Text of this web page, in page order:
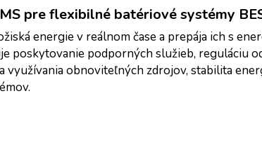
pre flexibilné batériové systémy
energie v reálnom čase a prepája ich s
poskytovanie podporných služieb, reguláciu
obnoviteľných zdrojov, stabilita